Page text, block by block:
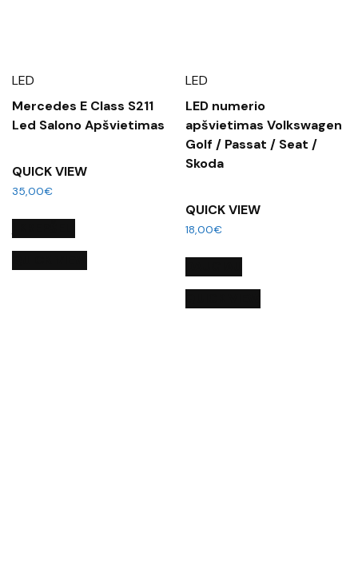
LED
Mercedes E Class S211
Led Salono Apšvietimas
QUICK VIEW
35,00€
LED
LED numerio
apšvietimas Volkswagen
Golf / Passat / Seat /
Skoda
QUICK VIEW
18,00€